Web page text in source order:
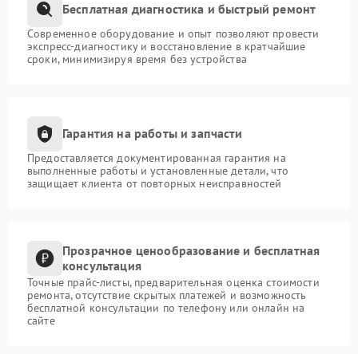
Бесплатная диагностика и быстрый ремонт
Современное оборудование и опыт позволяют провести
экспресс-диагностику и восстановление в кратчайшие
сроки, минимизируя время без устройства
Гарантия на работы и запчасти
Предоставляется документированная гарантия на
выполненные работы и установленные детали, что
защищает клиента от повторных неисправностей
Прозрачное ценообразование и бесплатная
консультация
Точные прайс-листы, предварительная оценка стоимости
ремонта, отсутствие скрытых платежей и возможность
бесплатной консультации по телефону или онлайн на
сайте